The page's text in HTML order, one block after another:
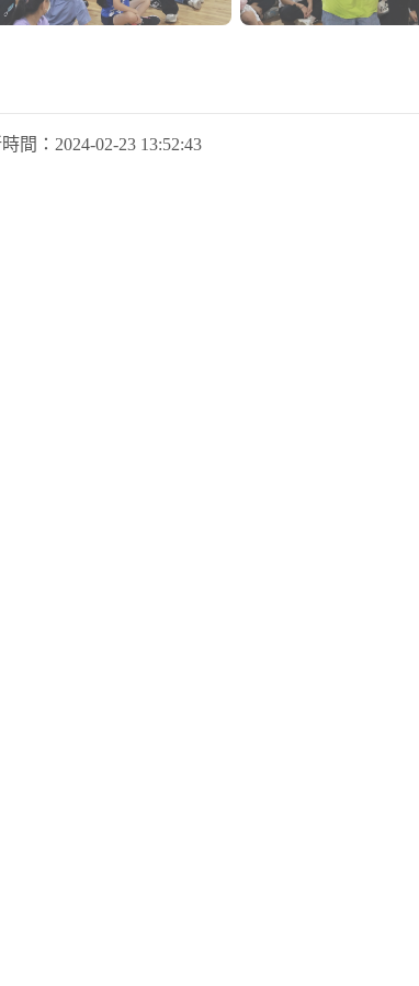
間： 2024-02-23 13:52:43